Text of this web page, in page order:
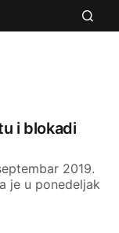
i blokadi
2019.
je u ponedeljak